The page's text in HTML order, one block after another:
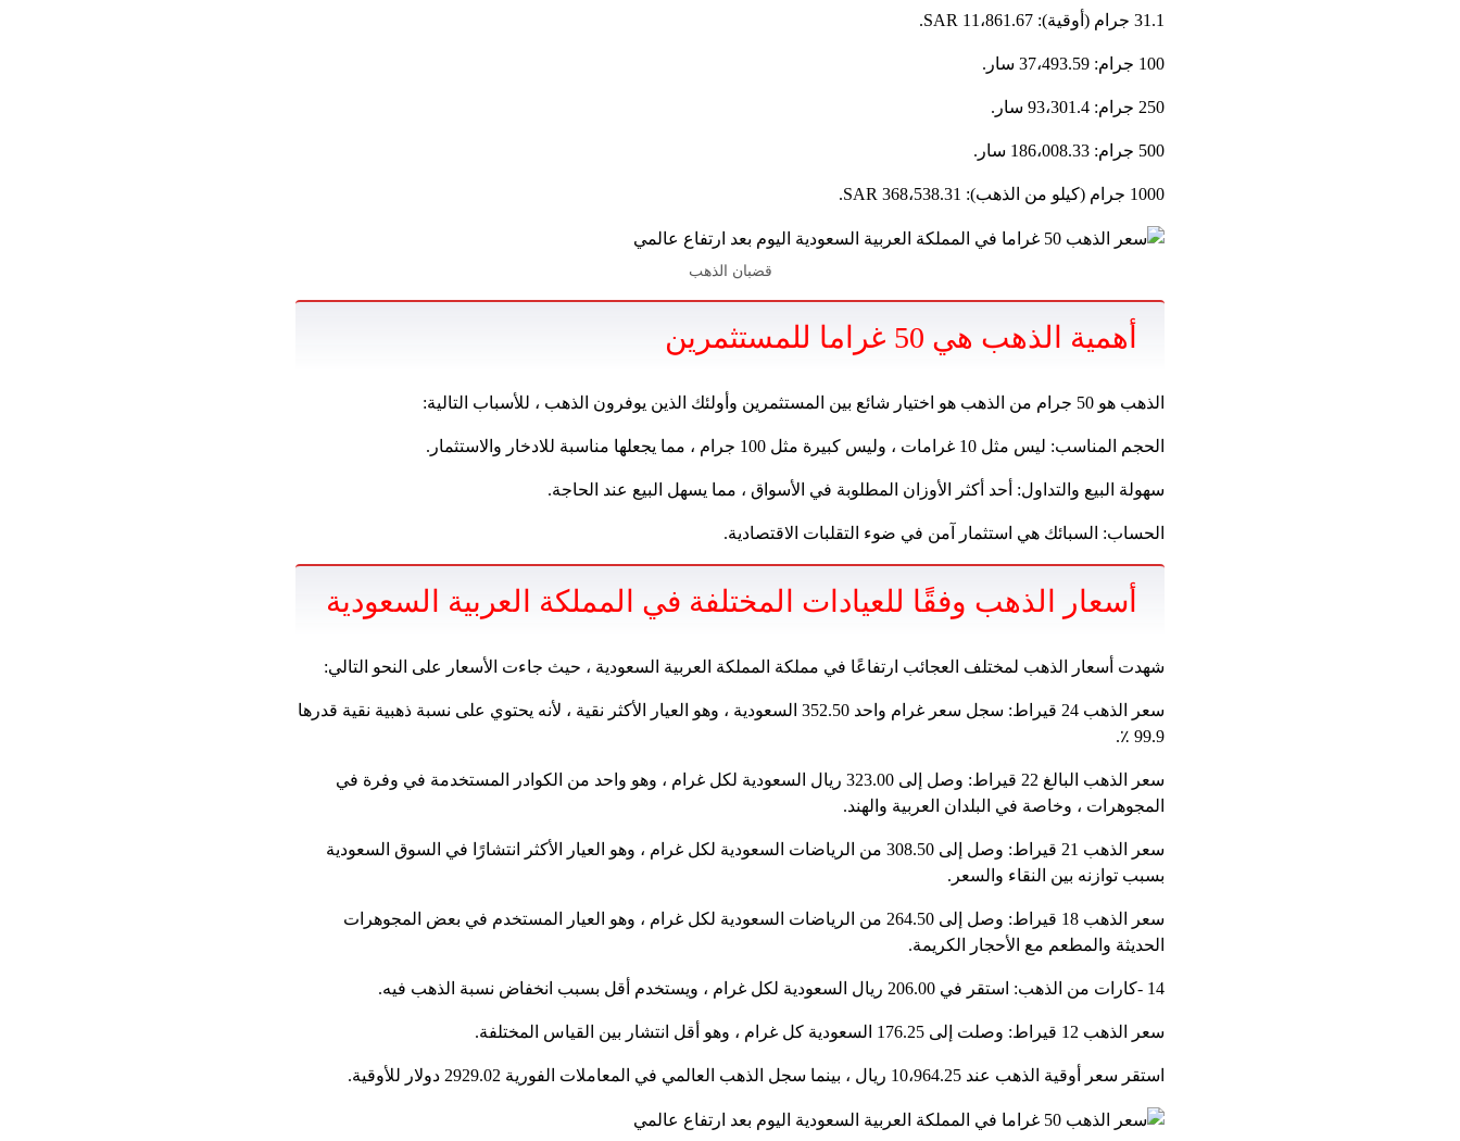
31.1 جرام (أوقية): 11،861.67 SAR.
100 جرام: 37،493.59 سار.
250 جرام: 93،301.4 سار.
500 جرام: 186،008.33 سار.
1000 جرام (كيلو من الذهب): 368،538.31 SAR.
قضبان الذهب
أهمية الذهب هي 50 غراما للمستثمرين
الذهب هو 50 جرام من الذهب هو اختيار شائع بين المستثمرين وأولئك الذين يوفرون الذهب ، للأسباب التالية:
الحجم المناسب: ليس مثل 10 غرامات ، وليس كبيرة مثل 100 جرام ، مما يجعلها مناسبة للادخار والاستثمار.
سهولة البيع والتداول: أحد أكثر الأوزان المطلوبة في الأسواق ، مما يسهل البيع عند الحاجة.
الحساب: السبائك هي استثمار آمن في ضوء التقلبات الاقتصادية.
أسعار الذهب وفقًا للعيادات المختلفة في المملكة العربية السعودية
شهدت أسعار الذهب لمختلف العجائب ارتفاعًا في مملكة المملكة العربية السعودية ، حيث جاءت الأسعار على النحو التالي:
سعر الذهب 24 قيراط: سجل سعر غرام واحد 352.50 السعودية ، وهو العيار الأكثر نقية ، لأنه يحتوي على نسبة ذهبية نقية قدرها
99.9 ٪.
سعر الذهب البالغ 22 قيراط: وصل إلى 323.00 ريال السعودية لكل غرام ، وهو واحد من الكوادر المستخدمة في وفرة في
المجوهرات ، وخاصة في البلدان العربية والهند.
سعر الذهب 21 قيراط: وصل إلى 308.50 من الرياضات السعودية لكل غرام ، وهو العيار الأكثر انتشارًا في السوق السعودية
بسبب توازنه بين النقاء والسعر.
سعر الذهب 18 قيراط: وصل إلى 264.50 من الرياضات السعودية لكل غرام ، وهو العيار المستخدم في بعض المجوهرات
الحديثة والمطعم مع الأحجار الكريمة.
14 -كارات من الذهب: استقر في 206.00 ريال السعودية لكل غرام ، ويستخدم أقل بسبب انخفاض نسبة الذهب فيه.
سعر الذهب 12 قيراط: وصلت إلى 176.25 السعودية كل غرام ، وهو أقل انتشار بين القياس المختلفة.
استقر سعر أوقية الذهب عند 10،964.25 ريال ، بينما سجل الذهب العالمي في المعاملات الفورية 2929.02 دولار للأوقية.